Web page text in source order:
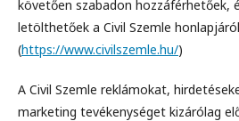
követően szabadon hozzáférhetőek,
letölthetőek a Civil Szemle
(https://www.civilszemle.hu/)
A Civil Szemle reklámokat,
marketing tevékenységet kizárólag